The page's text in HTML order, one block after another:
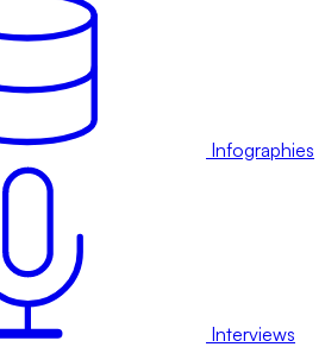
Infographies
Interviews